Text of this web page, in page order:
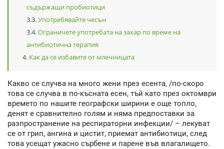
съдържащи пробиотици
Употребявайте чесън
Ограничете употребата на захар по време на
антибиотична терапия
Как да се избавите от млечницата
Какво се случва на много жени през есента, /по-скоро
това се случва в по-късната есен, тъй като през октомври
времето по нашите географски ширини е още топло,
денят е сравнително голям и няма предпоставки за
разпространение на респираторни инфекции/ – лекуват
се от грип, ангина и цистит, приемат антибиотици, след
това усещат ужасно сърбене и парене във влагалището.